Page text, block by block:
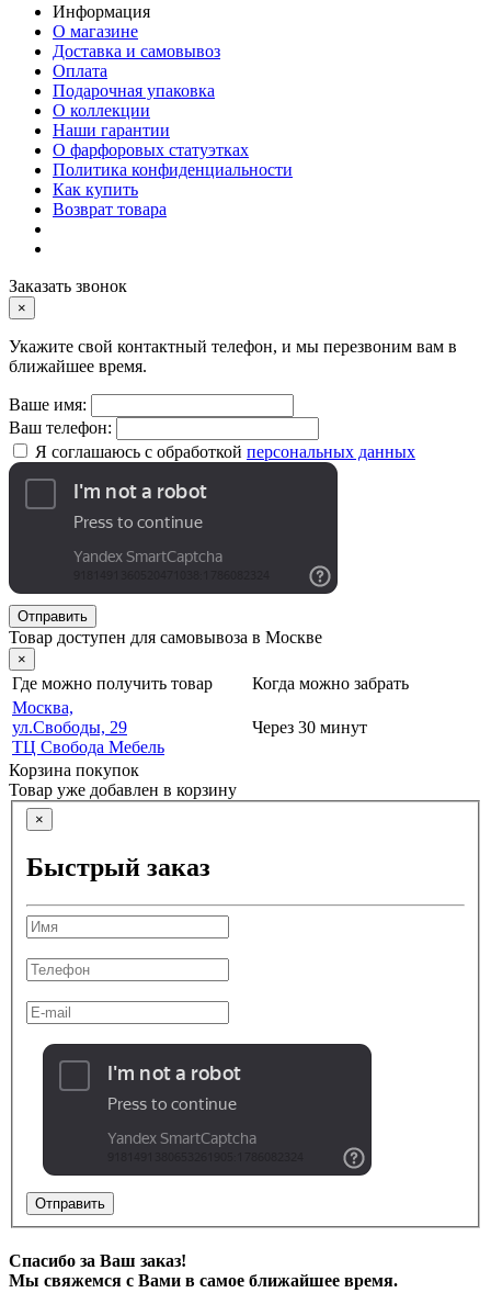
Информация
О магазине
Доставка и самовывоз
Оплата
Подарочная упаковка
О коллекции
Наши гарантии
О фарфоровых статуэтках
Политика конфиденциальности
Как купить
Возврат товара
Заказать звонок
×
Укажите свой контактный телефон, и мы перезвоним вам в
ближайшее время.
Ваше имя:
Ваш телефон:
Я соглашаюсь с обработкой персональных данных
Отправить
Товар доступен для самовывоза в Москве
×
Где можно получить товар
Когда можно забрать
Москва,
ул.Свободы, 29
ТЦ Свобода Мебель
Через 30 минут
Корзина покупок
Товар уже добавлен в корзину
×
Быстрый заказ
Отправить
Спасибо за Ваш заказ!
Мы свяжемся с Вами в самое ближайшее время.